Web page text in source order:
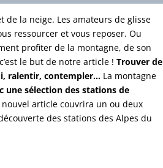
de la neige. Les amateurs de glisse
ressourcer et vous reposer. Ou
profiter de la montagne, de son
le but de notre article !Trouver de
ralentir, contempler… La montagne
une sélection des stations de
nouvel article couvrira un ou deux
des stations des Alpes du